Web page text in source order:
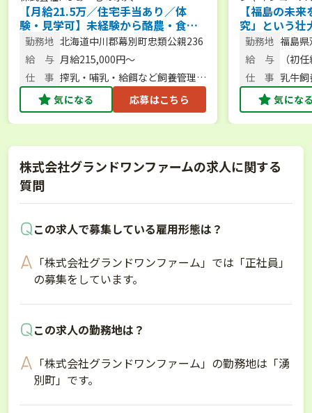
【月給21.5万／住宅手当あり／体
験・見学可】未経験から酪農・食
育・6次化まで幅広く学べる環境で一
緒に牧場を盛り上げませんか？
勤務地 北海道中川郡幕別町忠類公親236
給 与 月給215,000円～
仕 事 搾乳・哺乳・給餌など飼養管理、
酪農体験サポート
気になる 応募はこちら
【福島の未
究」という壮
なたの市場
ませんか？
勤務地 福島
松24
給 与
（初
仕 事 乳牛
気にな
株式会社グランドワンファームの求人に関する
質問
この求人で募集している雇用形態は？
「株式会社グランドワンファーム」では「正社員」
の募集をしています。
この求人の勤務地は？
「株式会社グランドワンファーム」の勤務地は「湧
別町」です。